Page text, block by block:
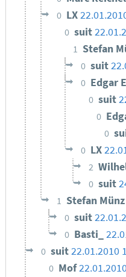
0 LX
0 suit
1 Stefan
0 suit
0 Edgar
0 suit
0
0
0 LX
2
0 suit
1 Stefan
0 suit
0 Basti_
0 suit22.01.2010
0 Mof